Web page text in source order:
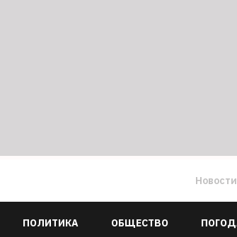
Новости
ПОЛИТИКА ОБЩЕСТВО